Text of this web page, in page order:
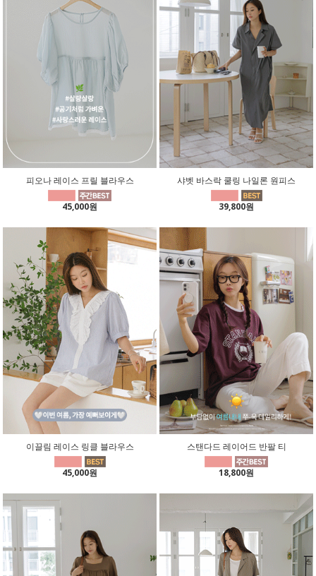
피오나 레이스 프릴 블라우스
45,000원
샤벳 바스락 쿨링 나일론 원피스
39,800원
이끌림 레이스 링클 블라우스
45,000원
스탠다드 레이어드 반팔 티
18,800원